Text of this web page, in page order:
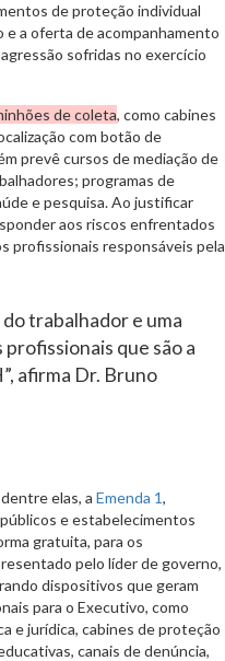
de proteção individual
e a oferta de acompanhamento
sofridas no exercício
de coleta, como cabines
com botão de
prevê cursos de mediação de
programas de
e pesquisa. Ao justificar
aos riscos enfrentados
profissionais responsáveis pela
trabalhador e uma
que são a
afirma Dr. Bruno
elas, a Emenda 1,
e estabelecimentos
gratuita, para os
pelo líder de governo,
dispositivos que geram
para o Executivo, como
e jurídica, cabines de proteção
canais de denúncia,